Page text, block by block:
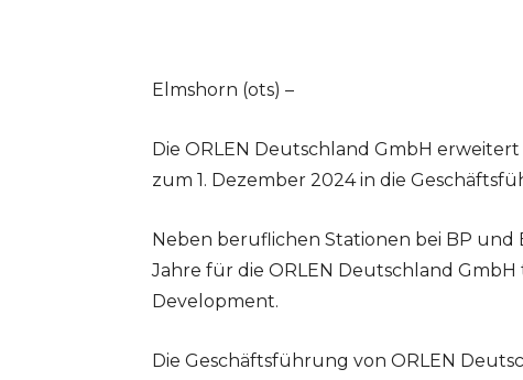
Elmshorn (ots) –
Die ORLEN Deutschland GmbH
zum 1. Dezember 2024 in die
Neben beruflichen Stationen bei BP und
Jahre für die ORLEN Deutschland
Development.
Die Geschäftsführung von ORLEN